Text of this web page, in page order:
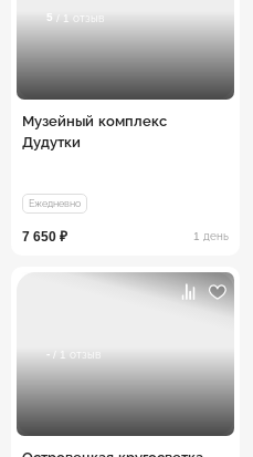
5 / 1 отзыв
Музейный комплекс
Дудутки
Ежедневно
7 650 ₽ 1 день
- / 1 отзыв